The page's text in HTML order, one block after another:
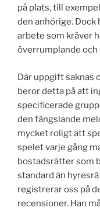
på plats, till
den anhörige.
arbete som kräver
överrumplande och
Där uppgift saknas
beror detta på att
specificerade
den fängslande
mycket roligt att
spelet varje gång
bostadsrätter som
standard än
registrerar oss på
recensioner. Han